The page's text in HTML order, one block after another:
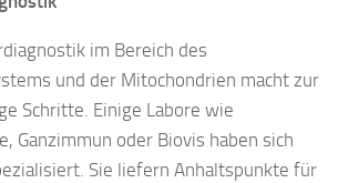
im Bereich des
und der Mitochondrien macht zur
Schritte. Einige Labore wie
Ganzimmun oder Biovis haben sich
Sie liefern Anhaltspunkte für